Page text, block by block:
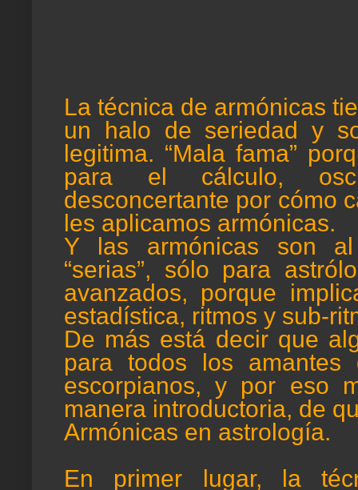
La técnica de armónicas
un halo de seriedad y
legitima. “Mala fama”
para el cálculo,
desconcertante por cómo
les aplicamos armónicas.
Y las armónicas son al
“serias”, sólo para
avanzados, porque
estadística, ritmos y sub-
De más está decir que
para todos los
escorpianos, y por eso
manera introductoria, de
Armónicas en astrología.
En primer lugar, la